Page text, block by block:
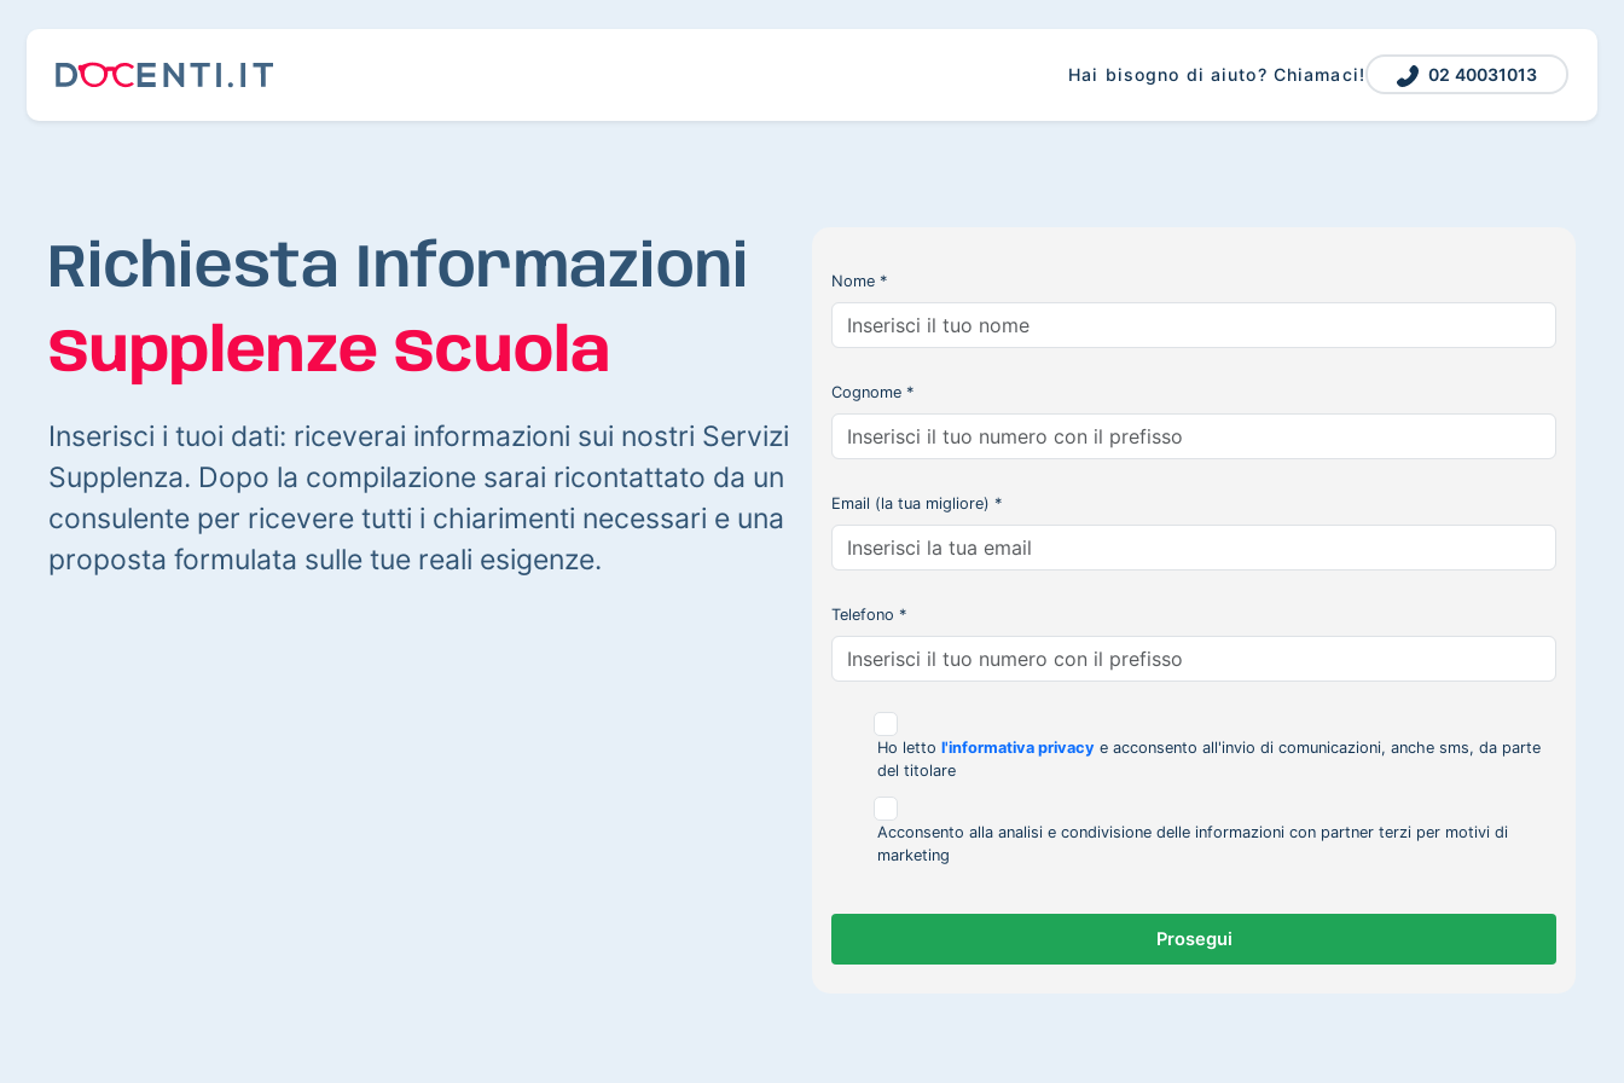
Hai bisogno di aiuto? Chiamaci! 02 40031013
Richiesta Informazioni
Supplenze Scuola
Inserisci i tuoi dati: riceverai informazioni sui nostri Servizi
Supplenza. Dopo la compilazione sarai ricontattato da un
consulente per ricevere tutti i chiarimenti necessari e una
proposta formulata sulle tue reali esigenze.
Nome *
Cognome *
Email (la tua migliore) *
Telefono *
Ho letto l'informativa privacy e acconsento all'invio di comunicazioni, anche sms, da parte
del titolare
Acconsento alla analisi e condivisione delle informazioni con partner terzi per motivi di
marketing